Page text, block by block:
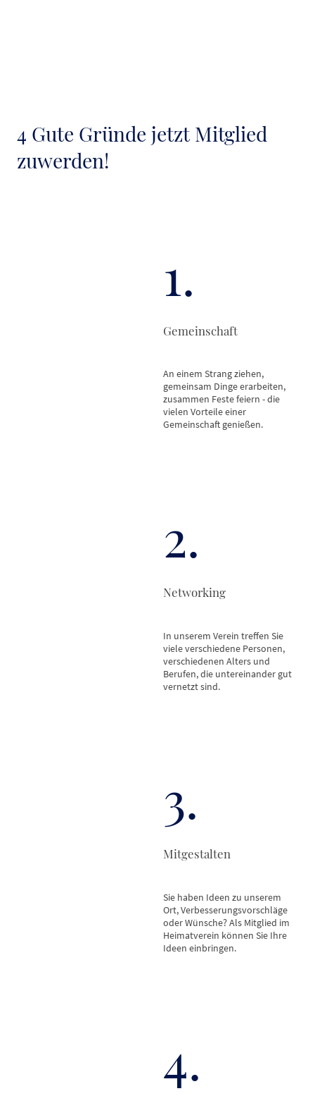
4 Gute Gründe jetzt Mitglied
zuwerden!
1.
Gemeinschaft
An einem Strang ziehen,
gemeinsam Dinge erarbeiten,
zusammen Feste feiern - die
vielen Vorteile einer
Gemeinschaft genießen.
2.
Networking
In unserem Verein treffen Sie
viele verschiedene Personen,
verschiedenen Alters und
Berufen, die untereinander gut
vernetzt sind.
3.
Mitgestalten
Sie haben Ideen zu unserem
Ort, Verbesserungsvorschläge
oder Wünsche? Als Mitglied im
Heimatverein können Sie Ihre
Ideen einbringen.
4.